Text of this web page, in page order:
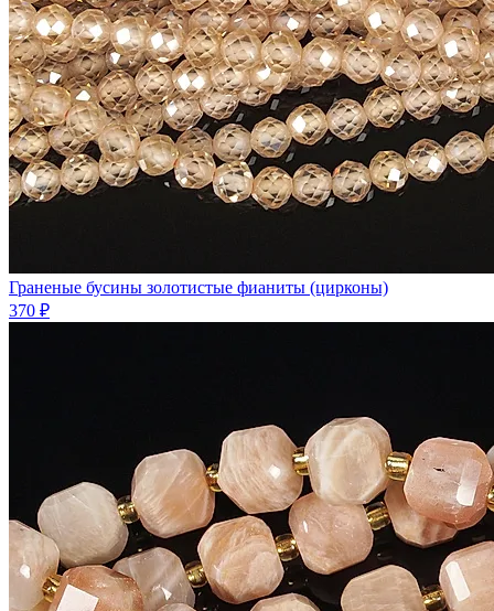
Граненые бусины золотистые фианиты (цирконы)
370 ₽